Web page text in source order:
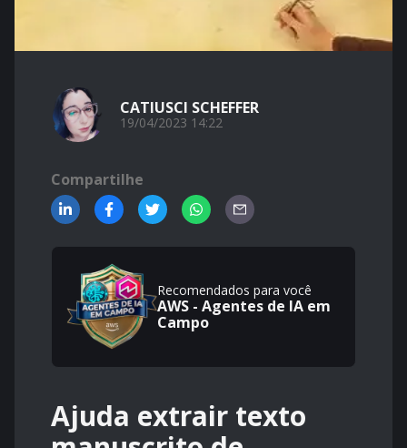
CATIUSCI SCHEFFER
19/04/2023 14:22
Compartilhe
Recomendados para você
AWS - Agentes de IA em
Campo
Ajuda extrair texto